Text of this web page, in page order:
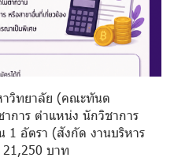
าวิทยาลัย (คณะทันต
การ ตำแหน่ง นักวิชาการ
1 อัตรา (สังกัด งานบริหาร
บาท